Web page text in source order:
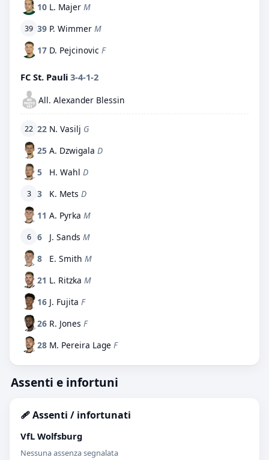
10 L. Majer M
39 39 P. Wimmer M
17 D. Pejcinovic F
FC St. Pauli 3-4-1-2
All. Alexander Blessin
22 22 N. Vasilj G
25 A. Dzwigala D
5
H. Wahl D
3 3 K. Mets D
11 A. Pyrka M
6 6 J. Sands M
8
E. Smith M
21 L. Ritzka M
16 J. Fujita F
26 R. Jones F
28 M. Pereira Lage F
Assenti e infortuni
🩹 Assenti / infortunati
VfL Wolfsburg
Nessuna assenza segnalata